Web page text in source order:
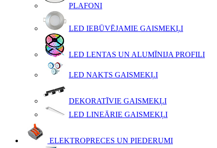
PLAFONI
LED IEBŪVĒJAMIE GAISMEKĻI
LED LENTAS UN ALUMĪNIJA PROFILI
LED NAKTS GAISMEKĻI
DEKORATĪVIE GAISMEKĻI
LED LINEĀRIE GAISMEKĻI
ELEKTROPRECES UN PIEDERUMI